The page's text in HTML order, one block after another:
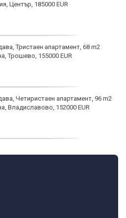
Център, 185000 EUR
Тристаен апартамент, 68 m2
Трошево, 155000 EUR
Четиристаен апартамент, 96 m2
Владиславово, 152000 EUR